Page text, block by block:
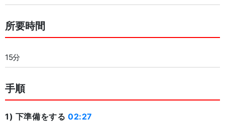
所要時間
15分
手順
1) 下準備をする02:27